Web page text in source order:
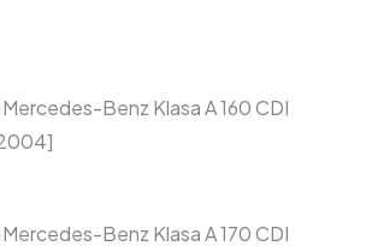
Mercedes-Benz Klasa A 160 CDI
Mercedes-Benz Klasa A 170 CDI